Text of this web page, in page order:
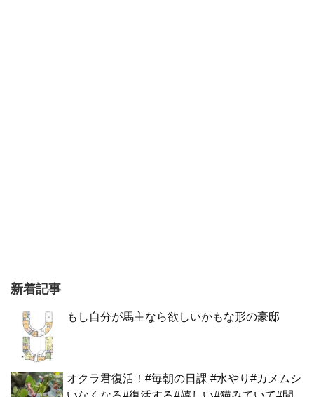
新着記事
もし自分が馬主なら欲しいかもな形の豪邸
オクラ君復活！#毎朝の日課 #水やり#カメムシ